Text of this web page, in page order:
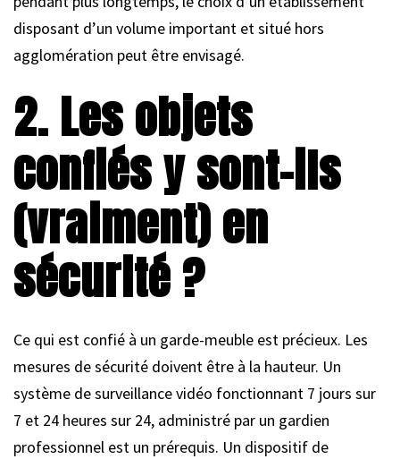
disposant d’un volume important et situé hors
agglomération peut être envisagé.
2. Les objets
confiés y sont-ils
(vraiment) en
sécurité ?
Ce qui est confié à un garde-meuble est précieux. Les
mesures de sécurité doivent être à la hauteur. Un
système de surveillance vidéo fonctionnant 7 jours sur
7 et 24 heures sur 24, administré par un gardien
professionnel est un prérequis. Un dispositif de